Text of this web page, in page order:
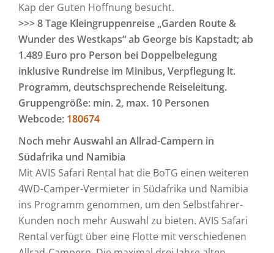
Kap der Guten Hoffnung besucht.
>>> 8 Tage Kleingruppenreise „Garden Route &
Wunder des Westkaps“ ab George bis Kapstadt; ab
1.489 Euro pro Person bei Doppelbelegung
inklusive Rundreise im Minibus, Verpflegung lt.
Programm, deutschsprechende Reiseleitung.
Gruppengröße: min. 2, max. 10 Personen
Webcode: 180674
Noch mehr Auswahl an Allrad-Campern in
Südafrika und Namibia
Mit AVIS Safari Rental hat die BoTG einen weiteren
4WD-Camper-Vermieter in Südafrika und Namibia
ins Programm genommen, um den Selbstfahrer-
Kunden noch mehr Auswahl zu bieten. AVIS Safari
Rental verfügt über eine Flotte mit verschiedenen